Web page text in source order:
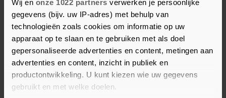
Wij en onze 1022 partners verwerken je persoonlijke
gegevens (bijv. uw IP-adres) met behulp van
technologieën zoals cookies om informatie op uw
apparaat op te slaan en te gebruiken met als doel
gepersonaliseerde advertenties en content, metingen aan
advertenties en content, inzicht in publiek en
productontwikkeling. U kunt kiezen wie uw gegevens
gebruikt en met welke doelen.
Carlos Forbs nauwlettend in de gaten houden.
Het is ook nog onzeker of Steven Bergwijn bij
Ajax blijft. Daniele Rugani, Wout Weghorst en
Pablo Rosario zijn doelwitten van Ajax op de
transfermarkt.